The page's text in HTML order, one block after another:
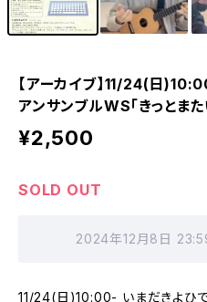
【アーカイブ】11/24(日
アンサンブルWS「きっとまた
¥2,500
SOLD OUT
2024年12月8日
11/24(日)10:00- いまだきよひ